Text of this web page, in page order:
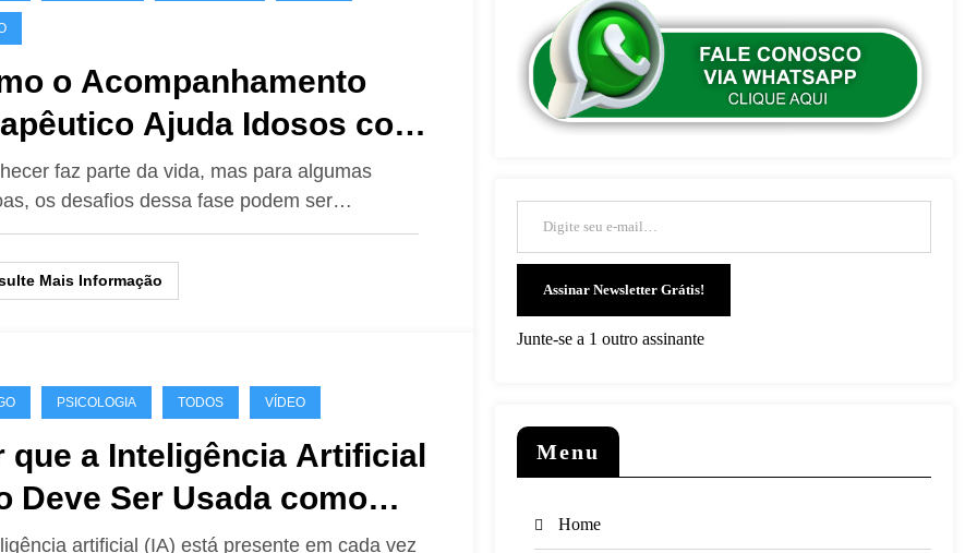
o Acompanhamento
Ajuda Idosos com
Parkinson e
faz parte da vida, mas para algumas
os desafios dessa fase podem ser…
Mais Informação
PSICOLOGIA TODOS VÍDEO
que a Inteligência Artificial
Deve Ser Usada como
11 Motivos
artificial (IA) está presente em cada vez
Digite seu e-mail…
Assinar Newsletter Grátis!
Junte-se a 1 outro assinante
Menu
Home